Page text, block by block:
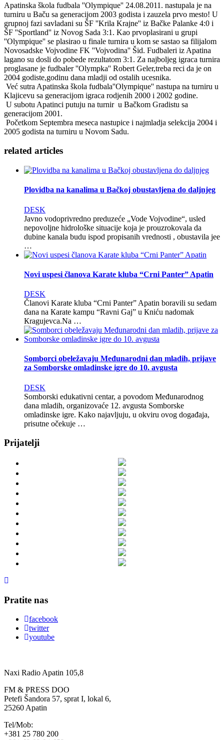
Apatinska škola fudbala ''Olympique'' 24.08.2011. nastupala je na
turniru u Baču sa generacijom 2003 godista i zauzela prvo mesto! U
grupnoj fazi savladani su ŠF ''Krila Krajne'' iz Bačke Palanke 4:0 i
ŠF ''Sportland'' iz Novog Sada 3:1. Kao prvoplasirani u grupi
''Olympique'' se plasirao u finale turnira u kom se sastao sa filijalom
Novosadske Vojvodine FK ''Vojvodina'' Šid. Fudbaleri iz Apatina
lagano su dosli do pobede rezultatom 3:1. Za najboljeg igraca turnira
proglasane je fudbaler ''Olympka'' Robert Geler,treba reci da je on
2004 godiste,godinu dana mladji od ostalih ucesnika.
Već sutra Apatinska škola fudbala''Olympique'' nastupa na turniru u
Klajicevu sa generacijom igraca rodjenih 2000 i 2002 godine.
U subotu Apatinci putuju na turnir u Bačkom Gradistu sa
generacijom 2001.
Početkom Septembra meseca nastupice i najmladja selekcija 2004 i
2005 godista na turniru u Novom Sadu.
related articles
Plovidba na kanalima u Bačkoj obustavljena do daljnjeg
DESK
Javno vodoprivredno preduzeće „Vode Vojvodine“, usled
nepovoljne hidrološke situacije koja je prouzrokovala da
dubine kanala budu ispod propisanih vrednosti , obustavila jee
…
Novi uspesi članova Karate kluba “Crni Panter” Apatin
DESK
Članovi Karate kluba “Crni Panter” Apatin boravili su sedam
dana na Кarate kampu “Ravni Gaj” u Кniću nadomak
Кragujevca.Na …
Somborci obeležavaju Međunarodni dan mladih, prijave
za Somborske omladinske igre do 10. avgusta
DESK
Somborski edukativni centar, a povodom Međunarodnog
dana mladih, organizovaće 12. avgusta Somborske
omladinske igre. Kako najavljuju, u okviru ovog događaja,
prisutne očekuje …
Prijatelji
Pratite nas
facebook
twitter
youtube
Naxi Radio Apatin 105,8
FM & PRESS DOO
Petefi Šandora 57, sprat I, lokal 6,
25260 Apatin
Tel/Mob:
+381 25 780 200